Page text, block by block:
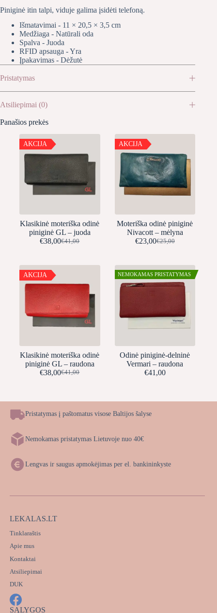
Piniginė itin talpi, viduje galima įsidėti telefoną.
Išmatavimai - 11 × 20,5 × 3,5 cm
Medžiaga - Natūrali oda
Spalva - Juoda
RFID apsauga - Yra
Įpakavimas - Dėžutė
Pristatymas
Atsiliepimai (0)
Panašios prekės
AKCIJA
Klasikinė moteriška odinė
piniginė GL – juoda
€41,00
Original
€38,00Current
AKCIJA
Moteriška odinė piniginė
Nivacott – mėlyna
€25,00
Original
€25,00.
€23,00Current
€23,00.
AKCIJA
Klasikinė moteriška odinė
piniginė GL – raudona
€41,00
Original
€41,00.
€38,00Current
€38,00.
NEMOKAMAS PRISTATYMAS
Odinė piniginė-delninė
Vermari – raudona
€41,00
Pristatymas į paštomatus visose Baltijos šalyse
Nemokamas pristatymas Lietuvoje nuo 40€
Lengvas ir saugus apmokėjimas per el. bankininkyste
LEKALAS.LT
Tinklaraštis
Apie mus
Kontaktai
Atsiliepimai
DUK
SĄLYGOS